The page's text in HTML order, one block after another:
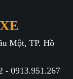
Một, TP. Hồ
- 0913.951.267